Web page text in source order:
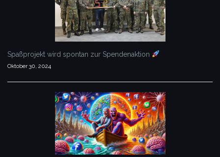
Spaßprojekt wird spontan zur Spendenaktion
Oktober 30, 2024